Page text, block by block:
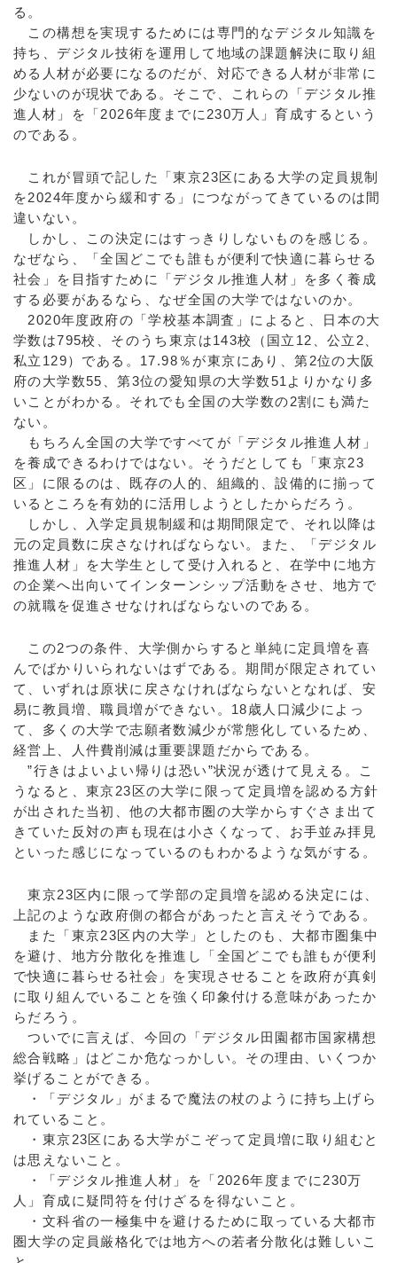
る。
この構想を実現するためには専門的なデジタル知識を
持ち、デジタル技術を運用して地域の課題解決に取り組
める人材が必要になるのだが、対応できる人材が非常に
少ないのが現状である。そこで、これらの「デジタル推
進人材」を「2026年度までに230万人」育成するという
のである。
これが冒頭で記した「東京23区にある大学の定員規制
を2024年度から緩和する」につながってきているのは間
違いない。
しかし、この決定にはすっきりしないものを感じる。
なぜなら、「全国どこでも誰もが便利で快適に暮らせる
社会」を目指すために「デジタル推進人材」を多く養成
する必要があるなら、なぜ全国の大学ではないのか。
2020年度政府の「学校基本調査」によると、日本の大
学数は795校、そのうち東京は143校（国立12、公立2、
私立129）である。17.98％が東京にあり、第2位の大阪
府の大学数55、第3位の愛知県の大学数51よりかなり多
いことがわかる。それでも全国の大学数の2割にも満た
ない。
もちろん全国の大学ですべてが「デジタル推進人材」
を養成できるわけではない。そうだとしても「東京23
区」に限るのは、既存の人的、組織的、設備的に揃って
いるところを有効的に活用しようとしたからだろう。
しかし、入学定員規制緩和は期間限定で、それ以降は
元の定員数に戻さなければならない。また、「デジタル
推進人材」を大学生として受け入れると、在学中に地方
の企業へ出向いてインターンシップ活動をさせ、地方で
の就職を促進させなければならないのである。
この2つの条件、大学側からすると単純に定員増を喜
んでばかりいられないはずである。期間が限定されてい
て、いずれは原状に戻さなければならないとなれば、安
易に教員増、職員増ができない。18歳人口減少によっ
て、多くの大学で志願者数減少が常態化しているため、
経営上、人件費削減は重要課題だからである。
”行きはよいよい帰りは恐い”状況が透けて見える。こ
うなると、東京23区の大学に限って定員増を認める方針
が出された当初、他の大都市圏の大学からすぐさま出て
きていた反対の声も現在は小さくなって、お手並み拝見
といった感じになっているのもわかるような気がする。
東京23区内に限って学部の定員増を認める決定には、
上記のような政府側の都合があったと言えそうである。
また「東京23区内の大学」としたのも、大都市圏集中
を避け、地方分散化を推進し「全国どこでも誰もが便利
で快適に暮らせる社会」を実現させることを政府が真剣
に取り組んでいることを強く印象付ける意味があったか
らだろう。
ついでに言えば、今回の「デジタル⽥園都市国家構想
総合戦略」はどこか危なっかしい。その理由、いくつか
挙げることができる。
・「デジタル」がまるで魔法の杖のように持ち上げら
れていること。
・東京23区にある大学がこぞって定員増に取り組むと
は思えないこと。
・「デジタル推進人材」を「2026年度までに230万
人」育成に疑問符を付けざるを得ないこと。
・文科省の一極集中を避けるために取っている大都市
圏大学の定員厳格化では地方への若者分散化は難しいこ